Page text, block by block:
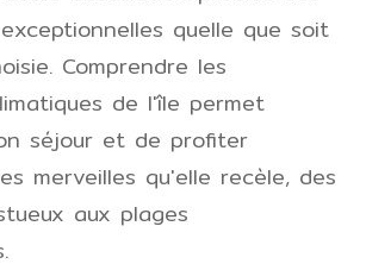
quelle que soit
Comprendre les
de l'île permet
séjour et de profiter
merveilles qu'elle recèle, des
aux plages